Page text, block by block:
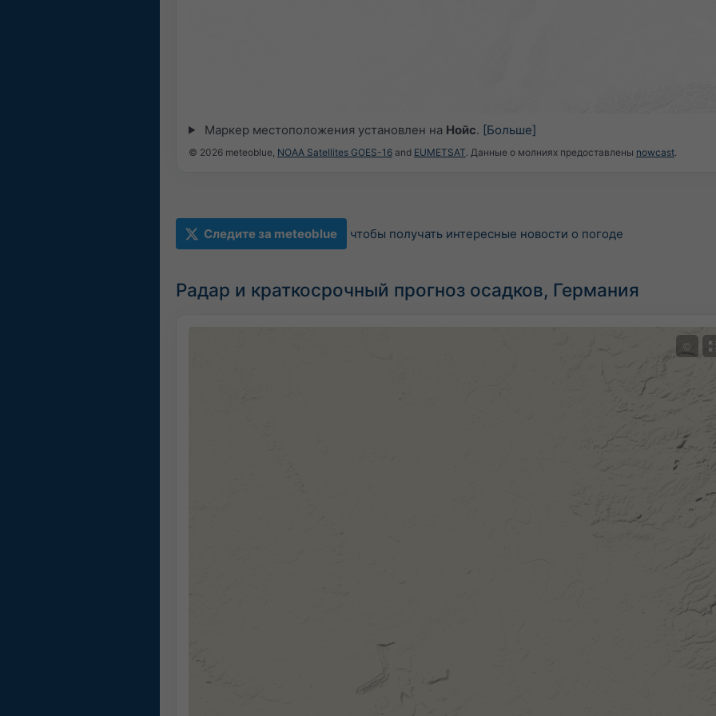
Маркер местоположения установлен на Нойс. [Больше]
© 2026 meteoblue, NOAA Satellites GOES-16 and EUMETSAT. Данные о молниях предоставлены nowcast.
Следите за meteoblue чтобы получать интересные новости о погоде
Радар и краткосрочный прогноз осадков, Германия
©